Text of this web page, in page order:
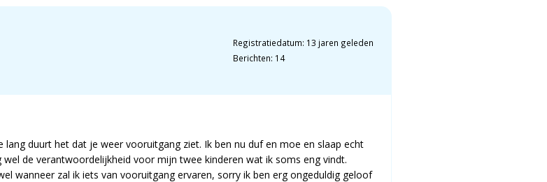
Registratiedatum: 13 jaren geleden
Berichten: 14
duurt het dat je weer vooruitgang ziet. Ik ben nu duf en moe en slaap echt
de verantwoordelijkheid voor mijn twee kinderen wat ik soms eng vindt.
wanneer zal ik iets van vooruitgang ervaren, sorry ik ben erg ongeduldig geloof